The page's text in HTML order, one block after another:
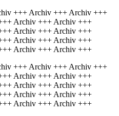
+++ Archiv +++ Archiv +++
Archiv +++ Archiv +++
Archiv +++ Archiv +++
Archiv +++ Archiv +++
Archiv +++ Archiv +++
+++ Archiv +++ Archiv +++
Archiv +++ Archiv +++
Archiv +++ Archiv +++
Archiv +++ Archiv +++
Archiv +++ Archiv +++